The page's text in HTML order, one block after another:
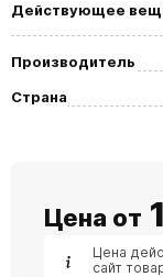
Действующее
Производитель
Страна
Цена от
Цена
сайт